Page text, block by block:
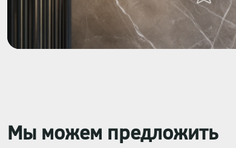
Мы можем предложить